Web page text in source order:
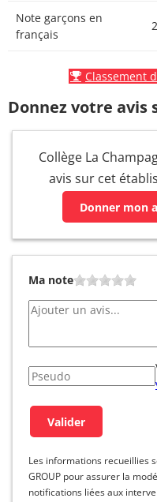
Note garçons en
français
Classement
Donnez votre
Collège La
avis sur cet
Donner mon
Ma note
Les informations recueillies
GROUP pour assurer la
notifications liées aux